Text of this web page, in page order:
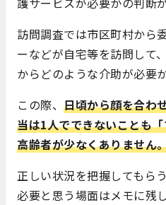
訪問調査では市区町村から
ーなどが自宅等を訪問して
からどのような介助が必要
この際、 日頃から顔を合わ
当は1人でできないことも
高齢者が少なくありません
正しい状況を把握してもら
必要と思う場面はメモに残